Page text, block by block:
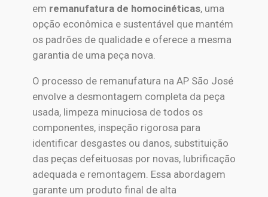
em remanufatura de homocinéticas, uma
opção econômica e sustentável que mantém
os padrões de qualidade e oferece a mesma
garantia de uma peça nova.
O processo de remanufatura na AP São José
envolve a desmontagem completa da peça
usada, limpeza minuciosa de todos os
componentes, inspeção rigorosa para
identificar desgastes ou danos, substituição
das peças defeituosas por novas, lubrificação
adequada e remontagem. Essa abordagem
garante um produto final de alta